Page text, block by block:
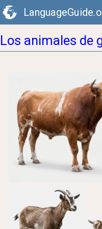
Los animales de